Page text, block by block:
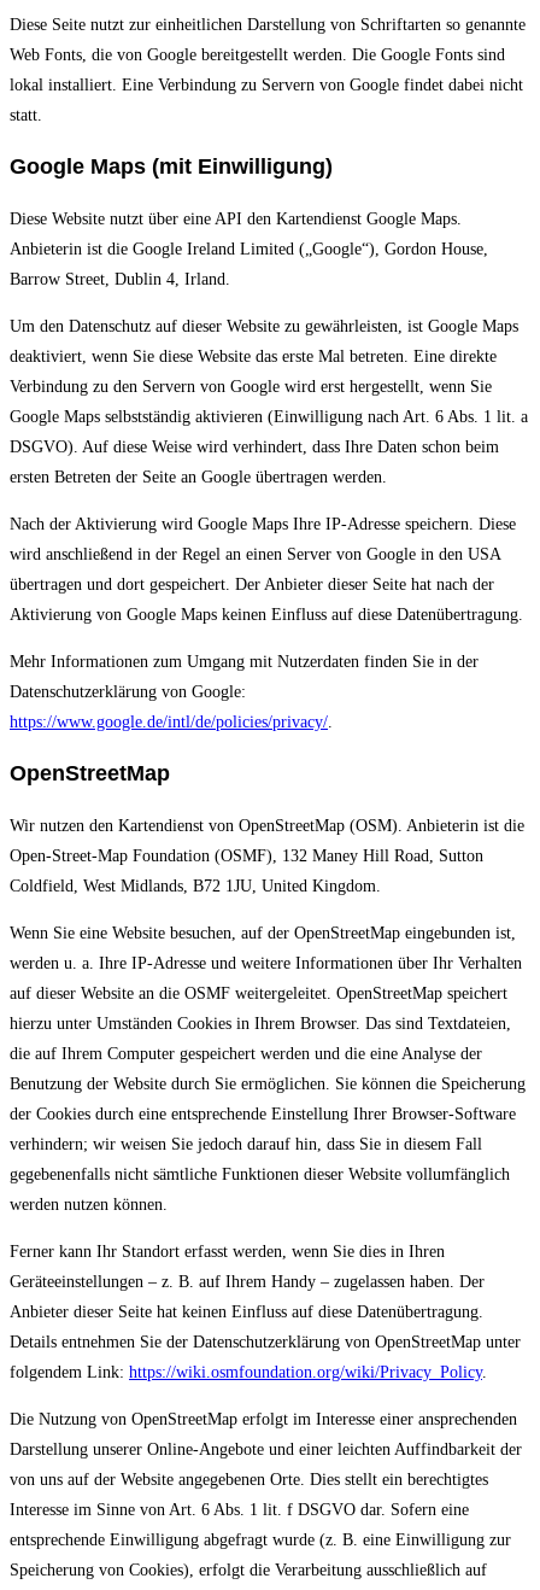
Diese Seite nutzt zur einheitlichen Darstellung von Schriftarten so genannte
Web Fonts, die von Google bereitgestellt werden. Die Google Fonts sind
lokal installiert. Eine Verbindung zu Servern von Google findet dabei nicht
statt.
Google Maps (mit Einwilligung)
Diese Website nutzt über eine API den Kartendienst Google Maps.
Anbieterin ist die Google Ireland Limited („Google“), Gordon House,
Barrow Street, Dublin 4, Irland.
Um den Datenschutz auf dieser Website zu gewährleisten, ist Google Maps
deaktiviert, wenn Sie diese Website das erste Mal betreten. Eine direkte
Verbindung zu den Servern von Google wird erst hergestellt, wenn Sie
Google Maps selbstständig aktivieren (Einwilligung nach Art. 6 Abs. 1 lit. a
DSGVO). Auf diese Weise wird verhindert, dass Ihre Daten schon beim
ersten Betreten der Seite an Google übertragen werden.
Nach der Aktivierung wird Google Maps Ihre IP-Adresse speichern. Diese
wird anschließend in der Regel an einen Server von Google in den USA
übertragen und dort gespeichert. Der Anbieter dieser Seite hat nach der
Aktivierung von Google Maps keinen Einfluss auf diese Datenübertragung.
Mehr Informationen zum Umgang mit Nutzerdaten finden Sie in der
Datenschutzerklärung von Google:
https://www.google.de/intl/de/policies/privacy/
OpenStreetMap
Wir nutzen den Kartendienst von OpenStreetMap (OSM). Anbieterin ist die
Open-Street-Map Foundation (OSMF), 132 Maney Hill Road, Sutton
Coldfield, West Midlands, B72 1JU, United Kingdom.
Wenn Sie eine Website besuchen, auf der OpenStreetMap eingebunden ist,
werden u. a. Ihre IP-Adresse und weitere Informationen über Ihr Verhalten
auf dieser Website an die OSMF weitergeleitet. OpenStreetMap speichert
hierzu unter Umständen Cookies in Ihrem Browser. Das sind Textdateien,
die auf Ihrem Computer gespeichert werden und die eine Analyse der
Benutzung der Website durch Sie ermöglichen. Sie können die Speicherung
der Cookies durch eine entsprechende Einstellung Ihrer Browser-Software
verhindern; wir weisen Sie jedoch darauf hin, dass Sie in diesem Fall
gegebenenfalls nicht sämtliche Funktionen dieser Website vollumfänglich
werden nutzen können.
Ferner kann Ihr Standort erfasst werden, wenn Sie dies in Ihren
Geräteeinstellungen – z. B. auf Ihrem Handy – zugelassen haben. Der
Anbieter dieser Seite hat keinen Einfluss auf diese Datenübertragung.
Details entnehmen Sie der Datenschutzerklärung von OpenStreetMap unter
folgendem Link: https://wiki.osmfoundation.org/wiki/Privacy_Policy.
Die Nutzung von OpenStreetMap erfolgt im Interesse einer ansprechenden
Darstellung unserer Online-Angebote und einer leichten Auffindbarkeit der
von uns auf der Website angegebenen Orte. Dies stellt ein berechtigtes
Interesse im Sinne von Art. 6 Abs. 1 lit. f DSGVO dar. Sofern eine
entsprechende Einwilligung abgefragt wurde (z. B. eine Einwilligung zur
Speicherung von Cookies), erfolgt die Verarbeitung ausschließlich auf